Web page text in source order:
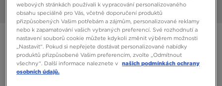
ONLY AT JD
NIKE W AIR MAX MOTO 2K JDS
webových stránkách používali k vypracování personalizovaného
obsahu speciálně pro Vás, včetně doporučení produktů
přizpůsobených Vašim potřebám a zájmům, personalizované reklamy
nebo k zapamatování vašich vybraných preferencí. Své rozhodnutí a
nastavení souborů cookie můžete kdykoli změnit výběrem možnosti
„Nastavit“. Pokud si nepřejete dostávat personalizované nabídky
produktů přizpůsobené Vašim preferencím, zvolte „Odmítnout
všechny“. Další informace naleznete v našich podmínkách ochrany
osobních údajů.